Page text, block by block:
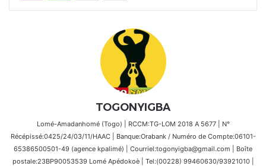
TOGONYIGBA
Lomé-Amadanhomé (Togo) | RCCM:TG-LOM 2018 A 5677 | N°
Récépissé:0425/24/03/11/HAAC | Banque:Orabank / Numéro de Compte:06101-
65386500501-49 (agence kpalimé) | Courriel:togonyigba@gmail.com | Boîte
postale:23BP90053539 Lomé Apédokoè | Tel:(00228) 99460630/93921010 |